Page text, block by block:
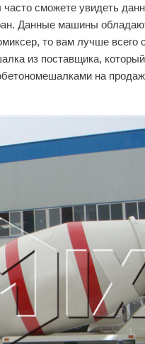
сможете увидеть
Данные машины
то вам лучше
из поставщика,
на